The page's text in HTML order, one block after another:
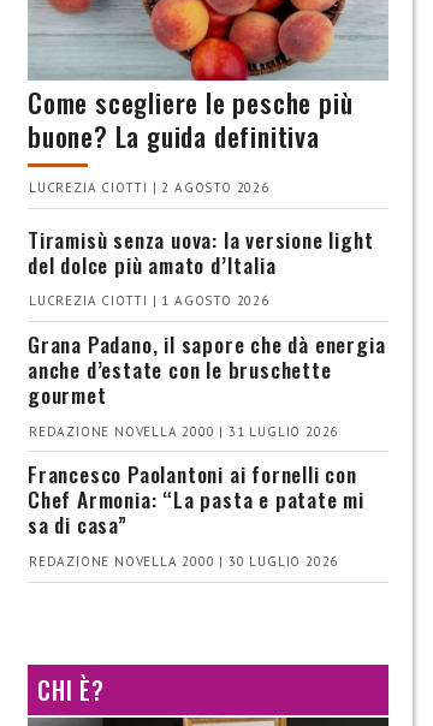
Come scegliere le pesche più
buone? La guida definitiva
LUCREZIA CIOTTI | 2 AGOSTO 2026
Tiramisù senza uova: la versione light
del dolce più amato d’Italia
LUCREZIA CIOTTI | 1 AGOSTO 2026
Grana Padano, il sapore che dà energia
anche d’estate con le bruschette
gourmet
REDAZIONE NOVELLA 2000 | 31 LUGLIO 2026
Francesco Paolantoni ai fornelli con
Chef Armonia: “La pasta e patate mi
sa di casa”
REDAZIONE NOVELLA 2000 | 30 LUGLIO 2026
CHI È?